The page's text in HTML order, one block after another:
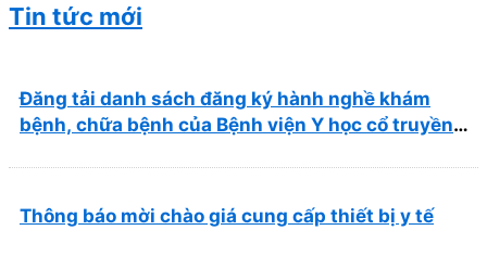
Tin tức mới
Đăng tải danh sách đăng ký hành nghề khám
bệnh, chữa bệnh của Bệnh viện Y học cổ truyền
Thông báo mời chào giá cung cấp thiết bị y tế